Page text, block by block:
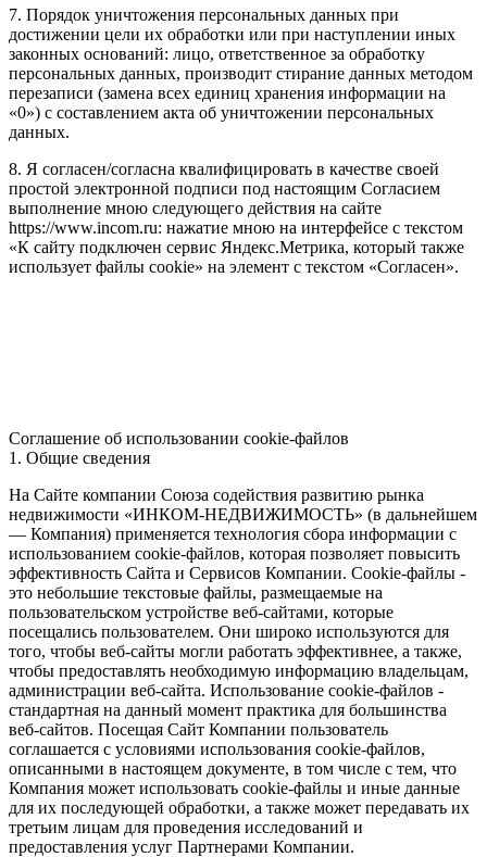
7. Порядок уничтожения персональных данных при
достижении цели их обработки или при наступлении иных
законных оснований: лицо, ответственное за обработку
персональных данных, производит стирание данных методом
перезаписи (замена всех единиц хранения информации на
«0») с составлением акта об уничтожении персональных
данных.
8. Я согласен/согласна квалифицировать в качестве своей
простой электронной подписи под настоящим Согласием
выполнение мною следующего действия на сайте
https://www.incom.ru: нажатие мною на интерфейсе с текстом
«К сайту подключен сервис Яндекс.Метрика, который также
использует файлы cookie» на элемент с текстом «Согласен».
Соглашение об использовании cookie-файлов
1. Общие сведения
На Сайте компании Союза содействия развитию рынка
недвижимости «ИНКОМ-НЕДВИЖИМОСТЬ» (в дальнейшем
— Компания) применяется технология сбора информации с
использованием cookie-файлов, которая позволяет повысить
эффективность Сайта и Сервисов Компании. Сookie-файлы -
это небольшие текстовые файлы, размещаемые на
пользовательском устройстве веб-сайтами, которые
посещались пользователем. Они широко используются для
того, чтобы веб-сайты могли работать эффективнее, а также,
чтобы предоставлять необходимую информацию владельцам,
администрации веб-сайта. Использование cookie-файлов -
стандартная на данный момент практика для большинства
веб-сайтов. Посещая Сайт Компании пользователь
соглашается с условиями использования cookie-файлов,
описанными в настоящем документе, в том числе с тем, что
Компания может использовать cookie-файлы и иные данные
для их последующей обработки, а также может передавать их
третьим лицам для проведения исследований и
предоставления услуг Партнерами Компании.